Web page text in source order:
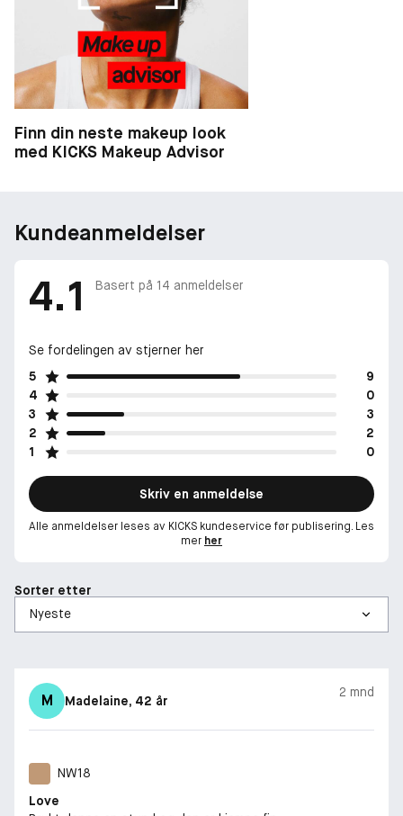
Finn din neste makeup look
med KICKS Makeup Advisor
Kundeanmeldelser
4.1 Basert på 14 anmeldelser
Se fordelingen av stjerner her
5
9
4
0
3
3
2
2
1
0
Skriv en anmeldelse
Alle anmeldelser leses av KICKS kundeservice før publisering. Les
mer her
Sorter etter
M Madelaine, 42 år
2 mnd
NW18
Love